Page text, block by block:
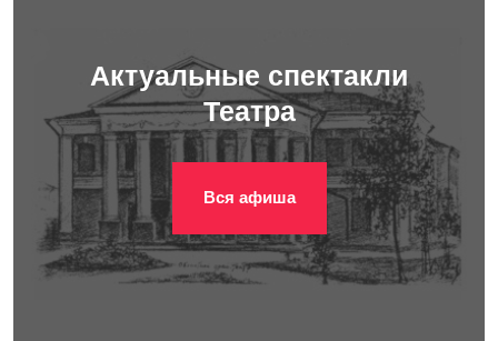
Актуальные спектакли
Театра
Вся афиша